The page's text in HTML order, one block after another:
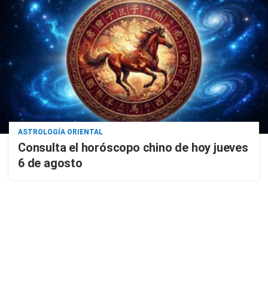
ASTROLOGÍA ORIENTAL
Consulta el horóscopo chino de hoy jueves
6 de agosto